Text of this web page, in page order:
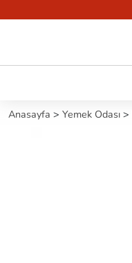
Anasayfa > Yemek Odası >